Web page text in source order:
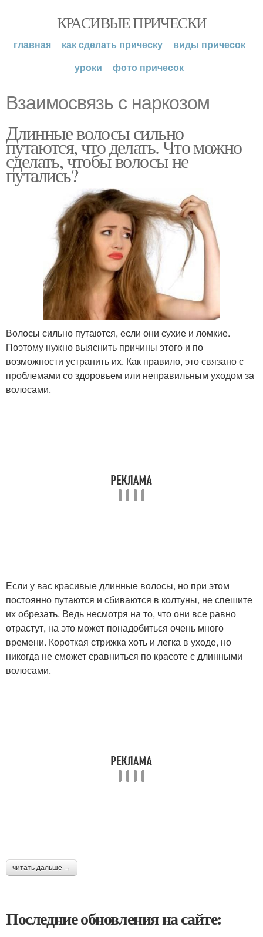
КРАСИВЫЕ ПРИЧЕСКИ
главная как сделать прическу
виды причесок
уроки
фото причесок
Взаимосвязь с наркозом
Длинные волосы сильно
путаются, что делать. Что можно
сделать, чтобы волосы не
путались?
Волосы сильно путаются, если они сухие и ломкие.
Поэтому нужно выяснить причины этого и по
возможности устранить их. Как правило, это связано с
проблемами со здоровьем или неправильным уходом за
волосами.
Если у вас красивые длинные волосы, но при этом
постоянно путаются и сбиваются в колтуны, не спешите
их обрезать. Ведь несмотря на то, что они все равно
отрастут, на это может понадобиться очень много
времени. Короткая стрижка хоть и легка в уходе, но
никогда не сможет сравниться по красоте с длинными
волосами.
читать дальше →
Последние обновления на сайте: